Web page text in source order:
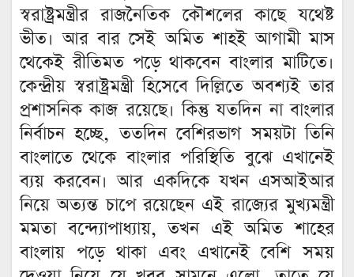
স্বরাষ্ট্রমন্ত্রীর রাজনৈতিক কৌশলের কাছে যথেষ্ট
ভীত। আর বার সেই অমিত শাহই আগামী মাস
থেকেই রীতিমত পড়ে থাকবেন বাংলার মাটিতে।
কেন্দ্রীয় স্বরাষ্ট্রমন্ত্রী হিসেবে দিল্লিতে অবশ্যই তার
প্রশাসনিক কাজ রয়েছে। কিন্তু যতদিন না বাংলার
নির্বাচন হচ্ছে, ততদিন বেশিরভাগ সময়টা তিনি
বাংলাতে থেকে বাংলার পরিস্থিতি বুঝে এখানেই
ব্যয় করবেন। আর একদিকে যখন এসআইআর
নিয়ে অত্যন্ত চাপে রয়েছেন এই রাজ্যের মুখ্যমন্ত্রী
মমতা বন্দ্যোপাধ্যায়, তখন এই অমিত শাহের
বাংলায় পড়ে থাকা এবং এখানেই বেশি সময়